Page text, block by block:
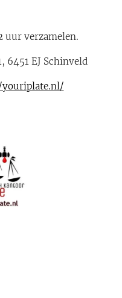
uur verzamelen.
6451 EJ Schinveld